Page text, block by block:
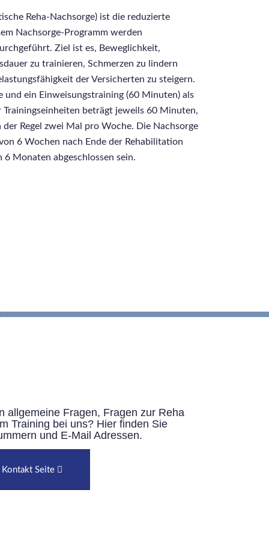
Reha-Nachsorge) ist die reduzierte
Nachsorge-Programm werden
Ziel ist es, Beweglichkeit,
zu trainieren, Schmerzen zu lindern
der Versicherten zu steigern.
und ein Einweisungstraining (60 Minuten) als
Trainingseinheiten beträgt jeweils 60 Minuten,
Regel zwei Mal pro Woche. Die Nachsorge
6 Wochen nach Ende der Rehabilitation
Monaten abgeschlossen sein.
allgemeine Fragen, Fragen zur Reha
Training bei uns? Hier finden Sie
und E-Mail Adressen.
Kontakt Seite